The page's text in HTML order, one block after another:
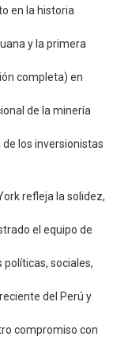
en la historia
y la primera
completa) en
de la minería
los inversionistas
refleja la solidez,
el equipo de
políticas, sociales,
del Perú y
compromiso con